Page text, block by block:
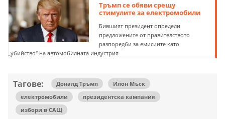
Тръмп се обяви срещу
стимулите за електромобили
Бившият президент определи
предложените от правителството
разпоредби за емисиите като
„убийство“ на автомобилната индустрия
Тагове: Доналд Тръмп
Илон Мъск
електромобили
президентска кампания
избори в САЩ